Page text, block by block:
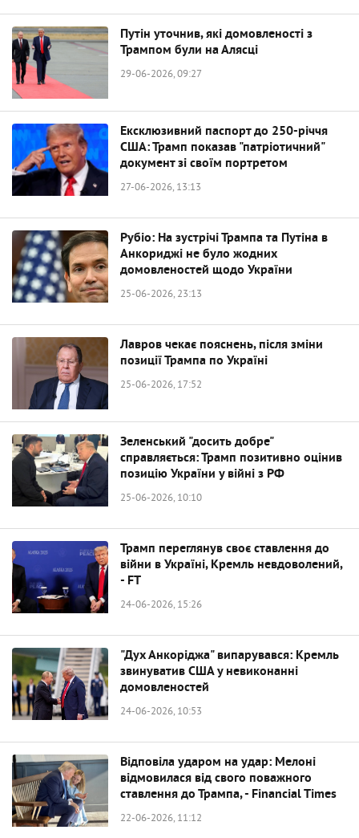
Путін уточнив, які домовленості з
Трампом були на Алясці
29-06-2026, 09:27
Ексклюзивний паспорт до 250-річчя
США: Трамп показав "патріотичний"
документ зі своїм портретом
27-06-2026, 13:13
Рубіо: На зустрічі Трампа та Путіна в
Анкориджі не було жодних
домовленостей щодо України
25-06-2026, 23:13
Лавров чекає пояснень, після зміни
позиції Трампа по Україні
25-06-2026, 17:52
Зеленський "досить добре"
справляється: Трамп позитивно оцінив
позицію України у війні з РФ
25-06-2026, 10:10
Трамп переглянув своє ставлення до
війни в Україні, Кремль невдоволений,
- FT
24-06-2026, 15:26
"Дух Анкоріджа" випарувався: Кремль
звинуватив США у невиконанні
домовленостей
24-06-2026, 10:53
Відповіла ударом на удар: Мелоні
відмовилася від свого поважного
ставлення до Трампа, - Financial Times
22-06-2026, 11:12